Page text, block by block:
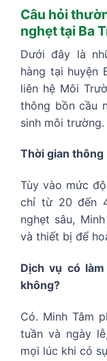
Câu hỏi
nghẹt tại Ba
Dưới đây là
hàng tại huyện
liên hệ Môi
thông bồn cầu
sinh môi trường.
Thời gian thông
Tùy vào mức
chỉ từ 20 đến
nghẹt sâu,
và thiết bị để
Dịch vụ có
không?
Có. Minh Tâm
tuần và ngày
mọi lúc khi có